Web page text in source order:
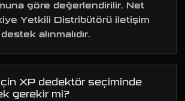
göre değerlendirilir. Net
Yetkili Distribütörü iletişim
alınmalıdır.
XP dedektör seçiminde
gerekir mi?